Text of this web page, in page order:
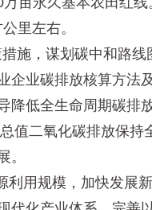
里左右。
，谋划碳中和路线
业碳排放核算方
低全生命周期碳
值二氧化碳排放保
。
规模，加快发展